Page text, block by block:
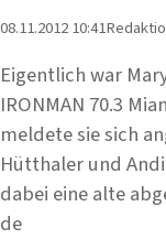
08.11.2012 10:41
Eigentlich war
IRONMAN 70.3
meldete sie sich
Hütthaler und
dabei eine alte
de